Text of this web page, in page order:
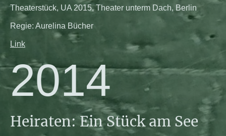
Theaterstück, UA 2015, Theater unterm Dach, Berlin
Regie: Aurelina Bücher
Link
2014
Heiraten: Ein Stück am See